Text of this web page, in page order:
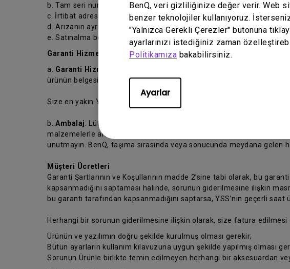
BenQ, veri gizliliğinize değer verir. Web
benzer teknolojiler kullanıyoruz.
"Yalnızca Gerekli Çerezler" butonuna
ayarlarınızı istediğiniz zaman
Politikamıza bakabilirsiniz.
Ayarlar
b. Tam seri numarası;
c. İrtibat adresiniz, e-postanız, telefon ve faks numaralarınız;
d. Arızanın ayrıntılı açıklaması ve
e. Satınalma belgesi.
Garanti Hizmeti Almak İçin.
a. Garanti Hizmeti
: Garanti hizmeti almak için, ürünü tamir için bir
ürünün belgesini de koymayı unutmayın.
Size en yakın YSS’yi bulmak için lütfen
b. Ambalaj: Lütfen Ürünün taşıma sırasında hasar görebileceğini
malzemelerle ambalajlayınız. Satınalma belgenizin kopyasını koymayı
unutmayın. BenQ, taşıma sırasında veya sonucunda meydana
Müşteri Ücretleri
Garanti Şartlarının ve Koşullarının madde 2’sine tabi olarak, bu
kapsanmadığını saptaması halinde, sorunun giderilmesine ilişkin
bu garanti tarafından kapsanmadığını saptarsa, YSS’nin geçerli
Herhangi bir sorunun giderilmesine ilişkin olarak, size fatura edilmesi
Ürünün ve yazılımın doğru şekilde kurulmuş olması gerekir;
Bütün ayarların kullanım kılavuzuna uygun şekilde yapılmış olması
Sorunun Ürünle birlikte temin edilmeyen herhangi bir aksesuardan